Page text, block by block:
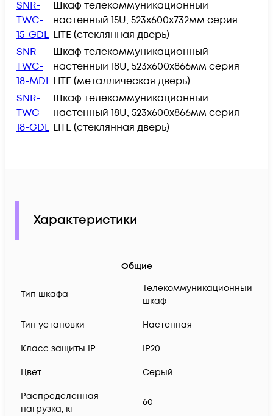
SNR-
TWC-
15-GDL
Шкаф телекоммуникационный
настенный 15U, 523х600х732мм серия
LITE (стеклянная дверь)
SNR-
TWC-
18-MDL
Шкаф телекоммуникационный
настенный 18U, 523х600х866мм серия
LITE (металлическая дверь)
SNR-
TWC-
18-GDL
Шкаф телекоммуникационный
настенный 18U, 523х600х866мм серия
LITE (стеклянная дверь)
Характеристики
Общие
Тип шкафа
Телекоммуникационный
шкаф
Тип установки Настенная
Класс защиты IP IP20
Цвет Серый
Распределенная
нагрузка, кг
60